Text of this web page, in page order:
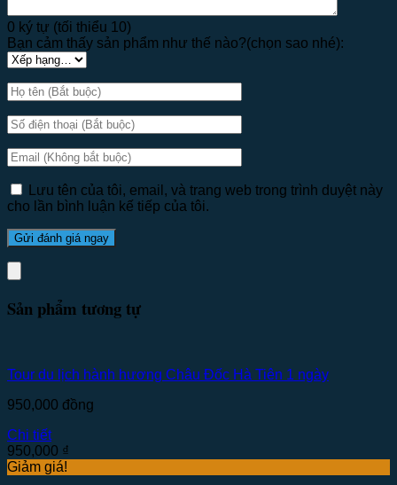
0 ký tự (tối thiểu 10)
Bạn cảm thấy sản phẩm như thế nào?(chọn sao nhé):
Lưu tên của tôi, email, và trang web trong trình duyệt này
cho lần bình luận kế tiếp của tôi.
Sản phẩm tương tự
Tour du lịch hành hương Châu Đốc Hà Tiên 1 ngày
950,000 đồng
Chi tiết
950,000 ₫
Giảm giá!